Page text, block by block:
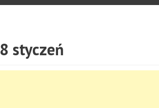
styczeń